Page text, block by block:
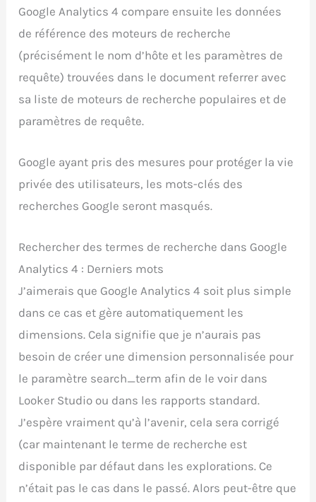
Google Analytics 4 compare ensuite les données
de référence des moteurs de recherche
(précisément le nom d’hôte et les paramètres de
requête) trouvées dans le document referrer avec
sa liste de moteurs de recherche populaires et de
paramètres de requête.
Google ayant pris des mesures pour protéger la vie
privée des utilisateurs, les mots-clés des
recherches Google seront masqués.
Rechercher des termes de recherche dans Google
Analytics 4 : Derniers mots
J’aimerais que Google Analytics 4 soit plus simple
dans ce cas et gère automatiquement les
dimensions. Cela signifie que je n’aurais pas
besoin de créer une dimension personnalisée pour
le paramètre search_term afin de le voir dans
Looker Studio ou dans les rapports standard.
J’espère vraiment qu’à l’avenir, cela sera corrigé
(car maintenant le terme de recherche est
disponible par défaut dans les explorations. Ce
n’était pas le cas dans le passé. Alors peut-être que